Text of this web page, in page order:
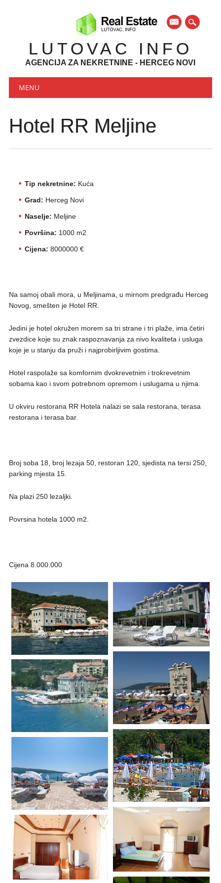
mail
LUTOVAC INFO
AGENCIJA ZA NEKRETNINE - HERCEG NOVI
Main menu
MENU
Hotel RR Meljine
Tip nekretnine: Kuća
Grad: Herceg Novi
Naselje: Meljine
Površina: 1000 m2
Cijena: 8000000 €
Na samoj obali mora, u Meljinama, u mirnom predgrađu Herceg
Novog, smešten je Hotel RR.
Jedini je hotel okružen morem sa tri strane i tri plaže, ima četiri
zvezdice koje su znak raspoznavanja za nivo kvaliteta i usluga
koje je u stanju da pruži i najprobirljivim gostima.
Hotel raspolaže sa komfornim dvokrevetnim i trokrevetnim
sobama kao i svom potrebnom opremom i uslugama u njima.
U okviru restorana RR Hotela nalazi se sala restorana, terasa
restorana i terasa bar.
Broj soba 18, broj lezaja 50, restoran 120, sjedista na tersi 250,
parking mjesta 15.
Na plazi 250 lezaljki.
Povrsina hotela 1000 m2.
Cijena 8.000.000